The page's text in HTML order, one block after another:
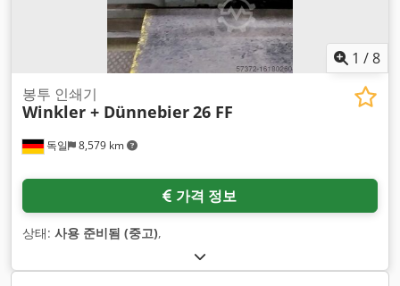
1 /8
독일 8,579 km
봉투 인쇄기
Winkler + Dünnebier26 FF
가격 정보
상태: 사용 준비됨 (중고),